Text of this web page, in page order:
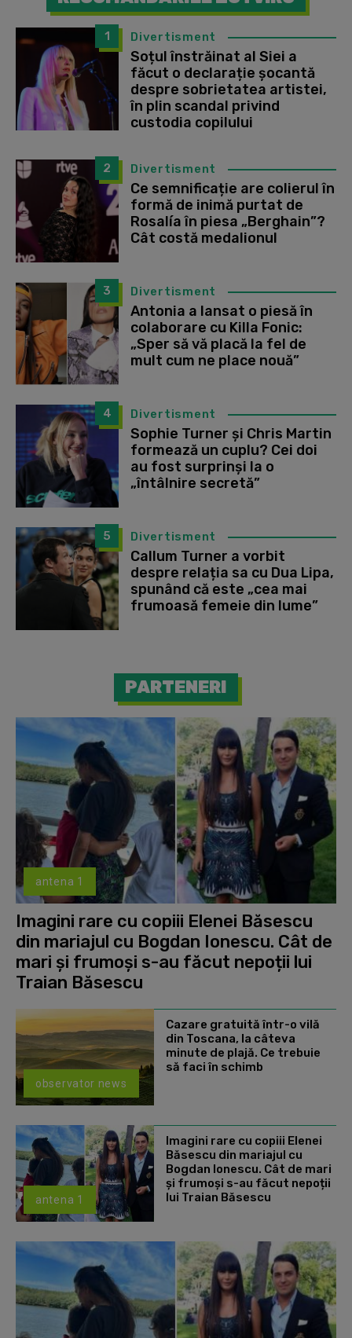
1 Divertisment
Soțul înstrăinat al Siei a
făcut o declarație șocantă
despre sobrietatea artistei,
în plin scandal privind
custodia copilului
2 Divertisment
Ce semnificație are colierul în
formă de inimă purtat de
Rosalía în piesa „Berghain”?
Cât costă medalionul
3 Divertisment
Antonia a lansat o piesă în
colaborare cu Killa Fonic:
„Sper să vă placă la fel de
mult cum ne place nouă”
4 Divertisment
Sophie Turner și Chris Martin
formează un cuplu? Cei doi
au fost surprinși la o
„întâlnire secretă”
5 Divertisment
Callum Turner a vorbit
despre relația sa cu Dua Lipa,
spunând că este „cea mai
frumoasă femeie din lume”
PARTENERI
antena 1
Imagini rare cu copiii Elenei Băsescu
din mariajul cu Bogdan Ionescu. Cât de
mari și frumoși s-au făcut nepoții lui
Traian Băsescu
observator news
Cazare gratuită într-o vilă
din Toscana, la câteva
minute de plajă. Ce trebuie
să faci în schimb
antena 1
Imagini rare cu copiii Elenei
Băsescu din mariajul cu
Bogdan Ionescu. Cât de mari
și frumoși s-au făcut nepoții
lui Traian Băsescu